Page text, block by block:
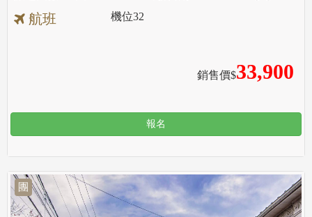
航班
銷售價$33,900
機位32
報名
團